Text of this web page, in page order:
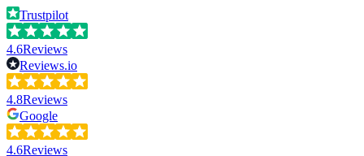
Trustpilot
4.6Reviews
Reviews.io
4.8Reviews
Google
4.6Reviews